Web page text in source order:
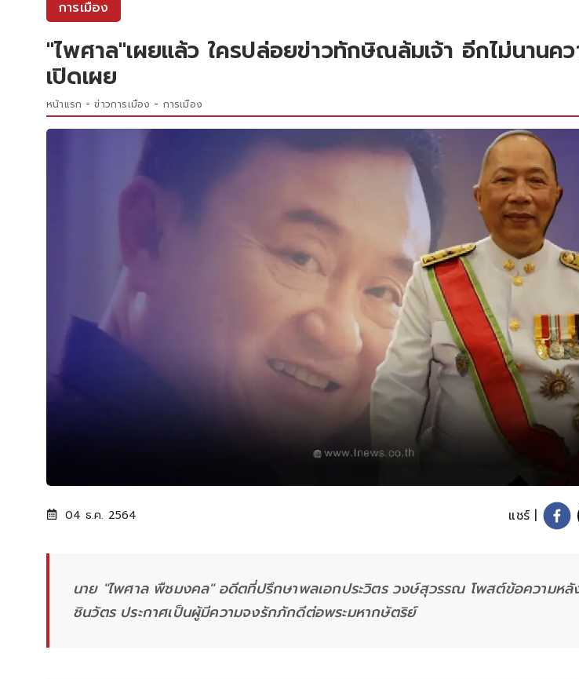
การเมือง
"ไพศาล"เผยแล้ว ใครปล่อยข่าวทักษิณล้มเจ้า อีกไม่นานคว
เปิดเผย
หน้าแรก ข่าวการเมือง การเมือง
04 ธ.ค. 2564 แชร์ |
นาย "ไพศาล พืชมงคล" อดีตที่ปรึกษาพลเอกประวิตร วงษ์สุวรรณ โพสต์ข้อความห
ชินวัตร ประกาศเป็นผู้มีความจงรักภักดีต่อพระมหากษัตริย์